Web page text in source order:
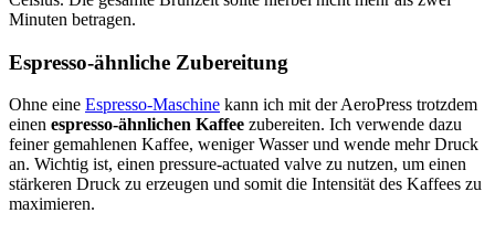
Minuten betragen.
Espresso-ähnliche Zubereitung
Ohne eine Espresso-Maschine kann ich mit der AeroPress trotzdem
einen espresso-ähnlichen Kaffee zubereiten. Ich verwende dazu
feiner gemahlenen Kaffee, weniger Wasser und wende mehr Druck
an. Wichtig ist, einen pressure-actuated valve zu nutzen, um einen
stärkeren Druck zu erzeugen und somit die Intensität des Kaffees zu
maximieren.